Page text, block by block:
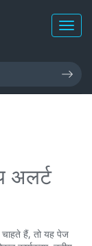
अलर्ट
हैं, तो यह पेज